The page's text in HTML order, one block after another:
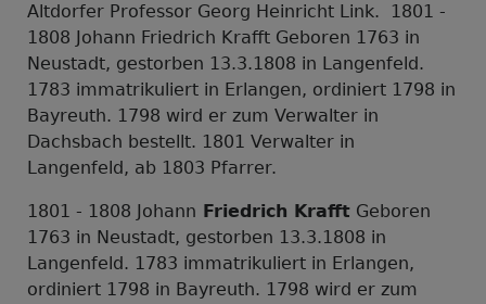
Altdorfer Professor Georg Heinricht Link. 1801 -
1808 Johann Friedrich Krafft Geboren 1763 in
Neustadt, gestorben 13.3.1808 in Langenfeld.
1783 immatrikuliert in Erlangen, ordiniert 1798 in
Bayreuth. 1798 wird er zum Verwalter in
Dachsbach bestellt. 1801 Verwalter in
Langenfeld, ab 1803 Pfarrer.
1801 - 1808 Johann Friedrich Krafft Geboren
1763 in Neustadt, gestorben 13.3.1808 in
Langenfeld. 1783 immatrikuliert in Erlangen,
ordiniert 1798 in Bayreuth. 1798 wird er zum